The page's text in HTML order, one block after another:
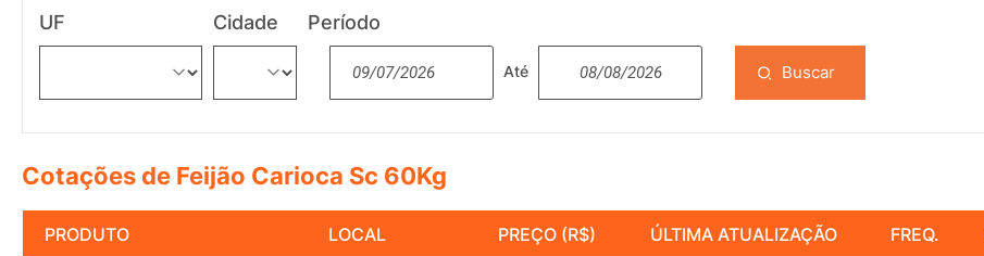
UF Cidade Período
Até Buscar
Cotações de Feijão Carioca Sc 60Kg
PRODUTO LOCAL PREÇO (R$) ÚLTIMA ATUALIZAÇÃO FREQ.